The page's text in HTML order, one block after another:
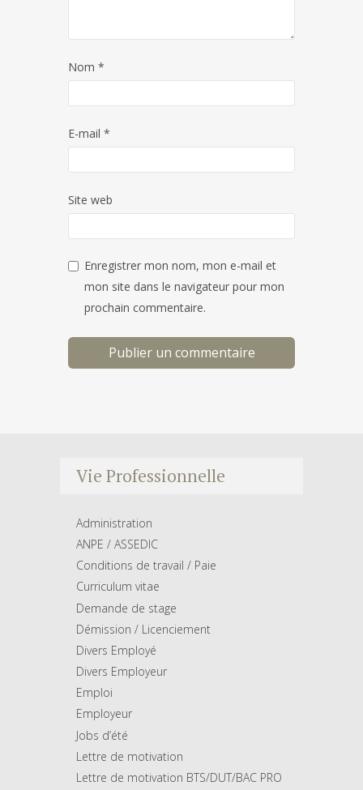
Nom *
E-mail *
Site web
Enregistrer mon nom, mon e-mail et
mon site dans le navigateur pour mon
prochain commentaire.
Vie Professionnelle
Administration
ANPE / ASSEDIC
Conditions de travail / Paie
Curriculum vitae
Demande de stage
Démission / Licenciement
Divers Employé
Divers Employeur
Emploi
Employeur
Jobs d’été
Lettre de motivation
Lettre de motivation BTS/DUT/BAC PRO